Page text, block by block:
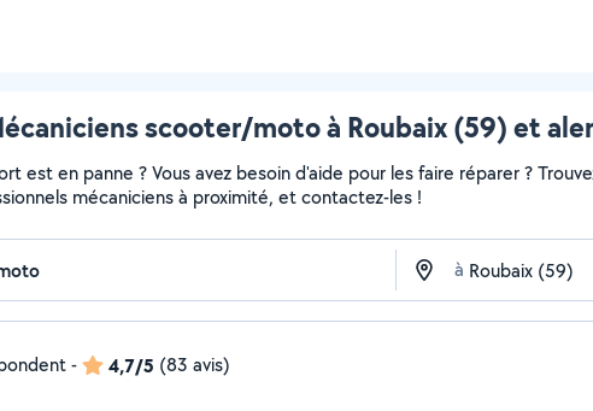
scooter/moto à Roubaix (59) et
est en panne ? Vous avez besoin d'aide pour les faire réparer ?
mécaniciens à proximité, et contactez-les !
à
- 4,7/5 (83 avis)